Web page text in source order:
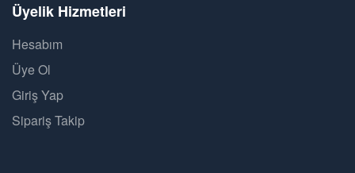
Üyelik Hizmetleri
Hesabım
Üye Ol
Giriş Yap
Sipariş Takip